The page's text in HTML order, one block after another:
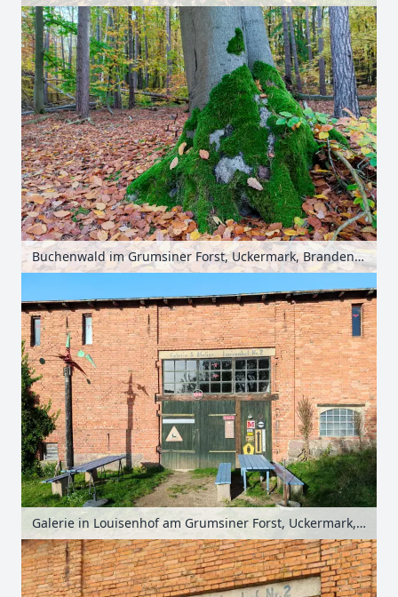
Buchenwald im Grumsiner Forst, Uckermark, Brandenburg, Deutschland
Galerie in Louisenhof am Grumsiner Forst, Uckermark, Brandenburg, Deutschland